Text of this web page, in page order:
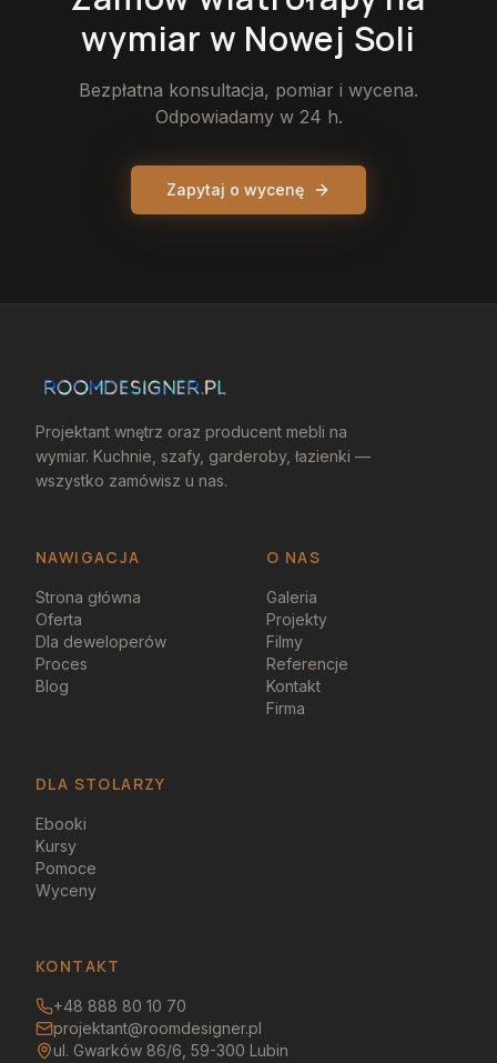
wymiar w Nowej Soli
Bezpłatna konsultacja, pomiar i wycena.
Odpowiadamy w 24 h.
Zapytaj o wycenę
Projektant wnętrz oraz producent mebli na
wymiar. Kuchnie, szafy, garderoby, łazienki —
wszystko zamówisz u nas.
NAWIGACJA O NAS
Strona główna
Oferta
Dla deweloperów
Proces
Blog
Galeria
Projekty
Filmy
Referencje
Kontakt
Firma
DLA STOLARZY
Ebooki
Kursy
Pomoce
Wyceny
KONTAKT
+48 888 80 10 70
projektant@roomdesigner.pl
ul. Gwarków 86/6, 59-300 Lubin